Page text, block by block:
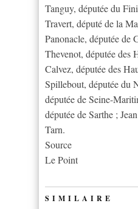
Tanguy, députée du
Travert, député de la
Panonacle, députée de
Thevenot, députée des
Calvez, députée des
Spillebout, députée du
députée de Seine-
députée de Sarthe ;
Tarn.
Source
Le Point
SIMILAIRE